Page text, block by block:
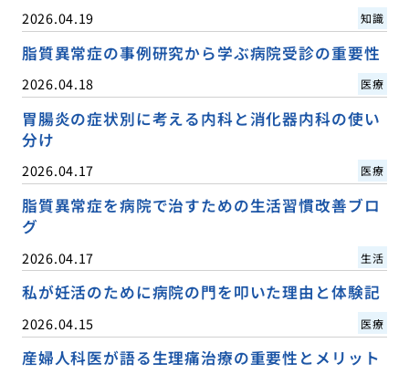
2026.04.19 知識
脂質異常症の事例研究から学ぶ病院受診の重要性
2026.04.18 医療
胃腸炎の症状別に考える内科と消化器内科の使い
分け
2026.04.17 医療
脂質異常症を病院で治すための生活習慣改善ブロ
グ
2026.04.17 生活
私が妊活のために病院の門を叩いた理由と体験記
2026.04.15 医療
産婦人科医が語る生理痛治療の重要性とメリット